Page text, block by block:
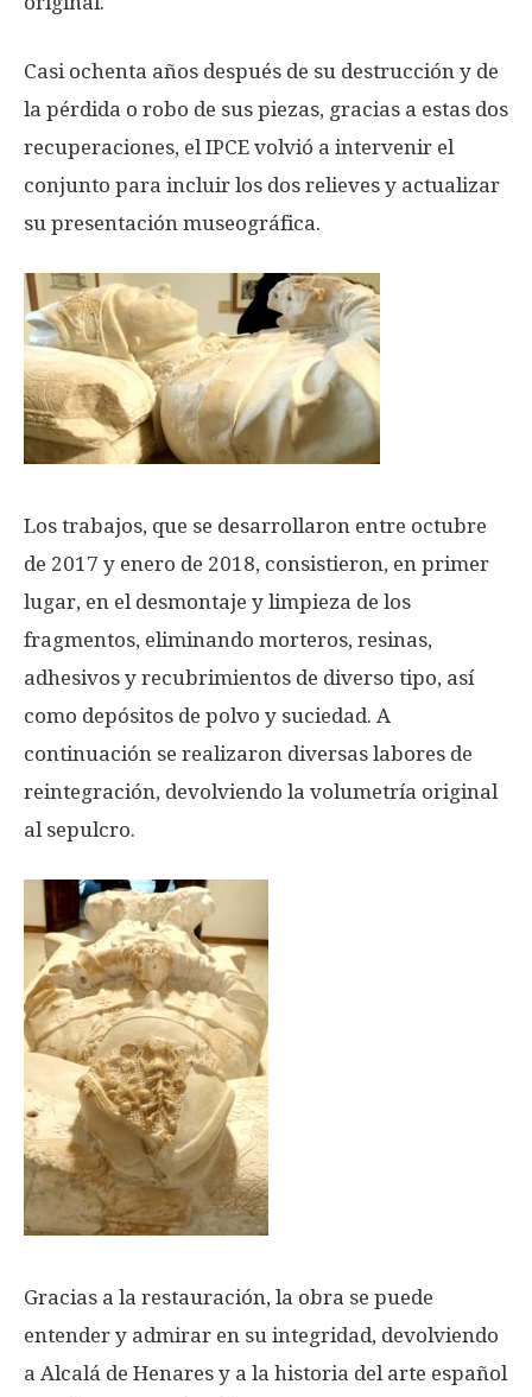
Casi ochenta años después de su destrucción y de
la pérdida o robo de sus piezas, gracias a estas dos
recuperaciones, el IPCE volvió a intervenir el
conjunto para incluir los dos relieves y actualizar
su presentación museográfica.
Los trabajos, que se desarrollaron entre octubre
de 2017 y enero de 2018, consistieron, en primer
lugar, en el desmontaje y limpieza de los
fragmentos, eliminando morteros, resinas,
adhesivos y recubrimientos de diverso tipo, así
como depósitos de polvo y suciedad. A
continuación se realizaron diversas labores de
reintegración, devolviendo la volumetría original
al sepulcro.
Gracias a la restauración, la obra se puede
entender y admirar en su integridad, devolviendo
a Alcalá de Henares y a la historia del arte español